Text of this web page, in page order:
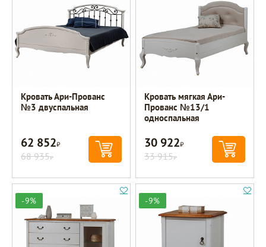
Кровать Ари-Прованс
№3 двуспальная
62 852Р
68 935Р
Кровать мягкая Ари-
Прованс №13/1
односпальная
30 922Р
33 915Р
-9% -9%